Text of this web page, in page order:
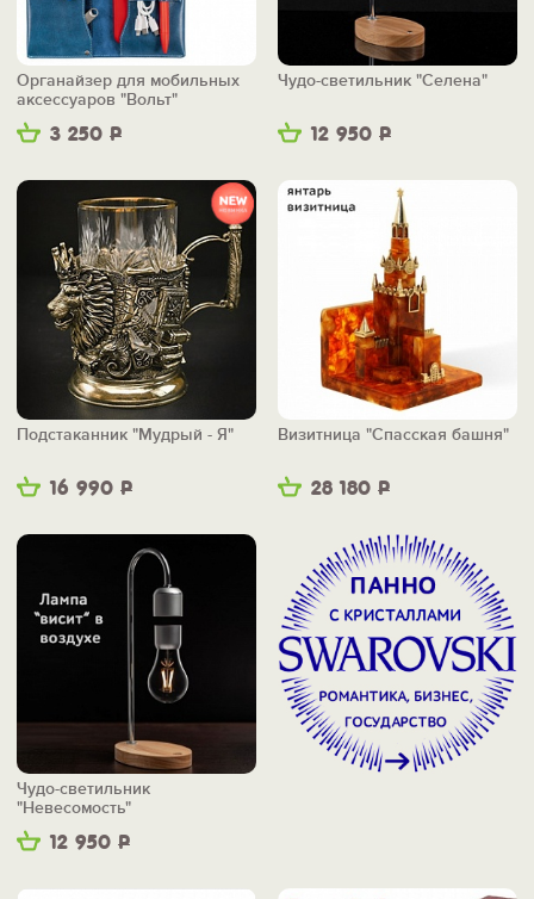
3 250 Р
Органайзер для мобильных
аксессуаров "Вольт"
12 950 Р
Чудо-светильник "Селена"
16 990 Р
Подстаканник "Мудрый - Я"
28 180 Р
Визитница "Спасская башня"
12 950 Р
Чудо-светильник
"Невесомость"